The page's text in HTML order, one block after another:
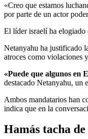
«Creo que estamos
por parte de un actor
El líder israelí ha elogiado
Netanyahu ha justificado
atroces como violaciones
«Puede que algunos en
destacado Netanyahu, un
Ambos mandatarios han
indica que en la
Hamás tacha